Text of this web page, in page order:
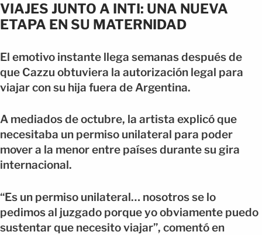
VIAJES JUNTO A INTI: UNA NUEVA
ETAPA EN SU MATERNIDAD
El emotivo instante llega semanas después de
que Cazzu obtuviera la autorización legal para
viajar con su hija fuera de Argentina.
A mediados de octubre, la artista explicó que
necesitaba un permiso unilateral para poder
mover a la menor entre países durante su gira
internacional.
“Es un permiso unilateral… nosotros se lo
pedimos al juzgado porque yo obviamente puedo
sustentar que necesito viajar”, comentó en